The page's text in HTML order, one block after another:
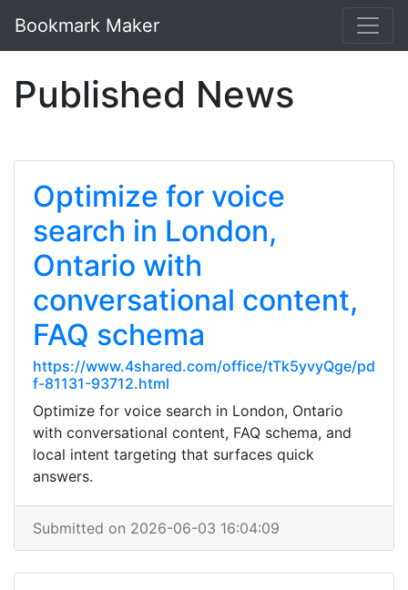
Bookmark Maker
Published News
Optimize for voice
search in London,
Ontario with
conversational content,
FAQ schema
https://www.4shared.com/office/tTk5yvyQge/pd
f-81131-93712.html
Optimize for voice search in London, Ontario
with conversational content, FAQ schema, and
local intent targeting that surfaces quick
answers.
Submitted on 2026-06-03 16:04:09